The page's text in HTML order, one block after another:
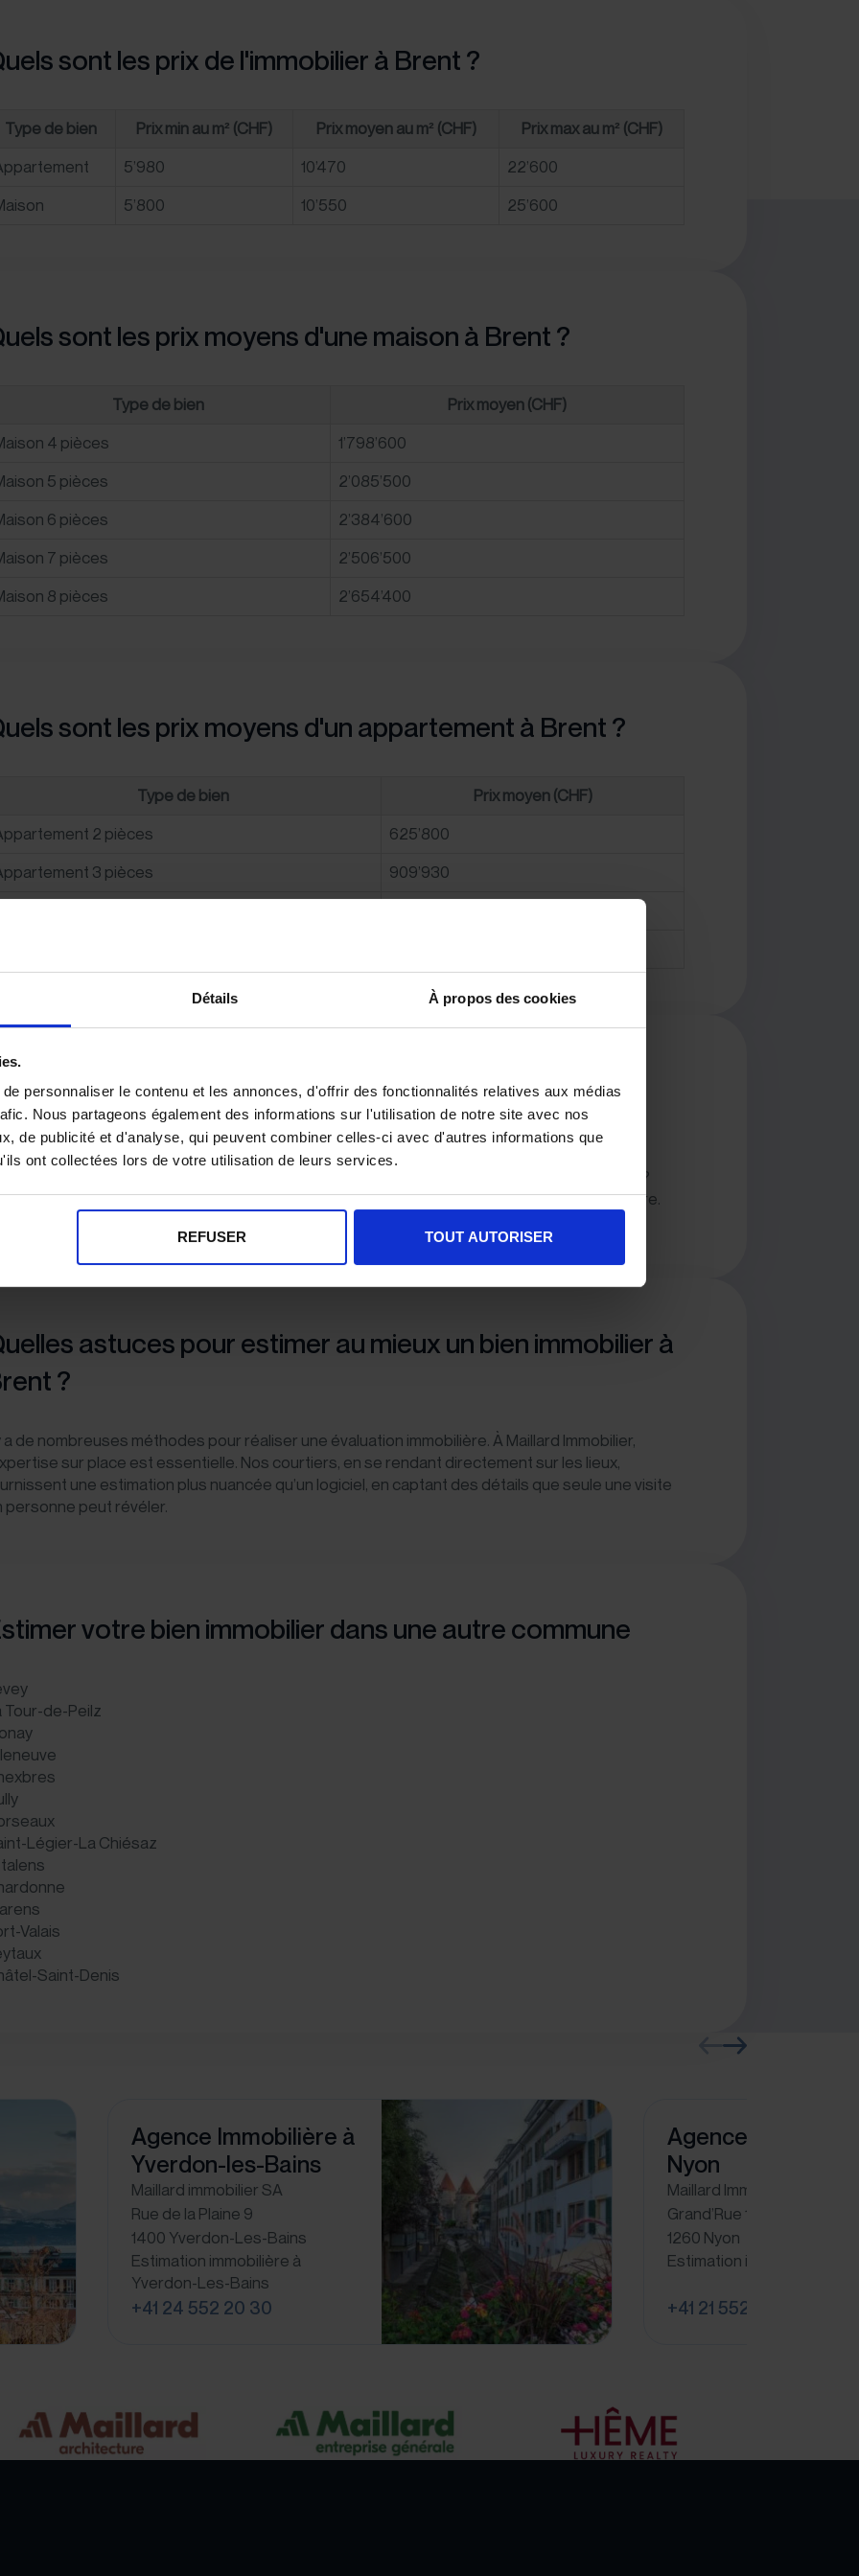
Détails À propos des cookies
personnaliser le contenu et les annonces, d'offrir des fonctionnalités relatives aux médias
Nous partageons également des informations sur l'utilisation de notre site avec nos
de publicité et d'analyse, qui peuvent combiner celles-ci avec d'autres informations que
ont collectées lors de votre utilisation de leurs services.
REFUSER TOUT AUTORISER
sont les prix de l'immobilier à Brent ?
Type de bien Prix min au m² (CHF) Prix moyen au m² (CHF)
Prix max au m² (CHF)
5’980 10’470
22’600
5’800 10’550 25’600
sont les prix moyens d'une maison à Brent ?
Type de bien
Prix moyen (CHF)
4 pièces
1’798’600
5 pièces
2’085’500
6 pièces
2’384’600
7 pièces
2’506’500
8 pièces
2’654’400
sont les prix moyens d'un appartement à Brent ?
Type de bien
Prix moyen (CHF)
2 pièces
625’800
3 pièces
909’930
arriver à une estimation juste du marché
à Brent ?
êtes propriétaire d’un bien à Brent et désirez en connaître la valeur sur le marché actuel ?
Immobilier à Montreux réalise gratuitement et sans engagement l’estimation immobilière.
astuces pour estimer au mieux un bien immobilier à
?
a de nombreuses méthodes pour réaliser une évaluation immobilière. À Maillard Immobilier,
sur place est essentielle. Nos courtiers, en se rendant directement sur les lieux,
une estimation plus nuancée qu’un logiciel, en captant des détails que seule une visite
personne peut révéler.
votre bien immobilier dans une autre commune
Tour-de-Peilz
Légier-La Chiésaz
Valais
Saint-Denis
Agence Immobilière à
Yverdon-les-Bains
Maillard immobilier SA
Rue de la Plaine 9
1400 Yverdon-Les-Bains
Estimation immobilière à
Yverdon-Les-Bains
+41 24 552 20 30
Agence
Nyon
Maillard Immobilier SA
Grand’Rue 15
1260 Nyon
Estimation immobilière à
+41 21 552 41 40